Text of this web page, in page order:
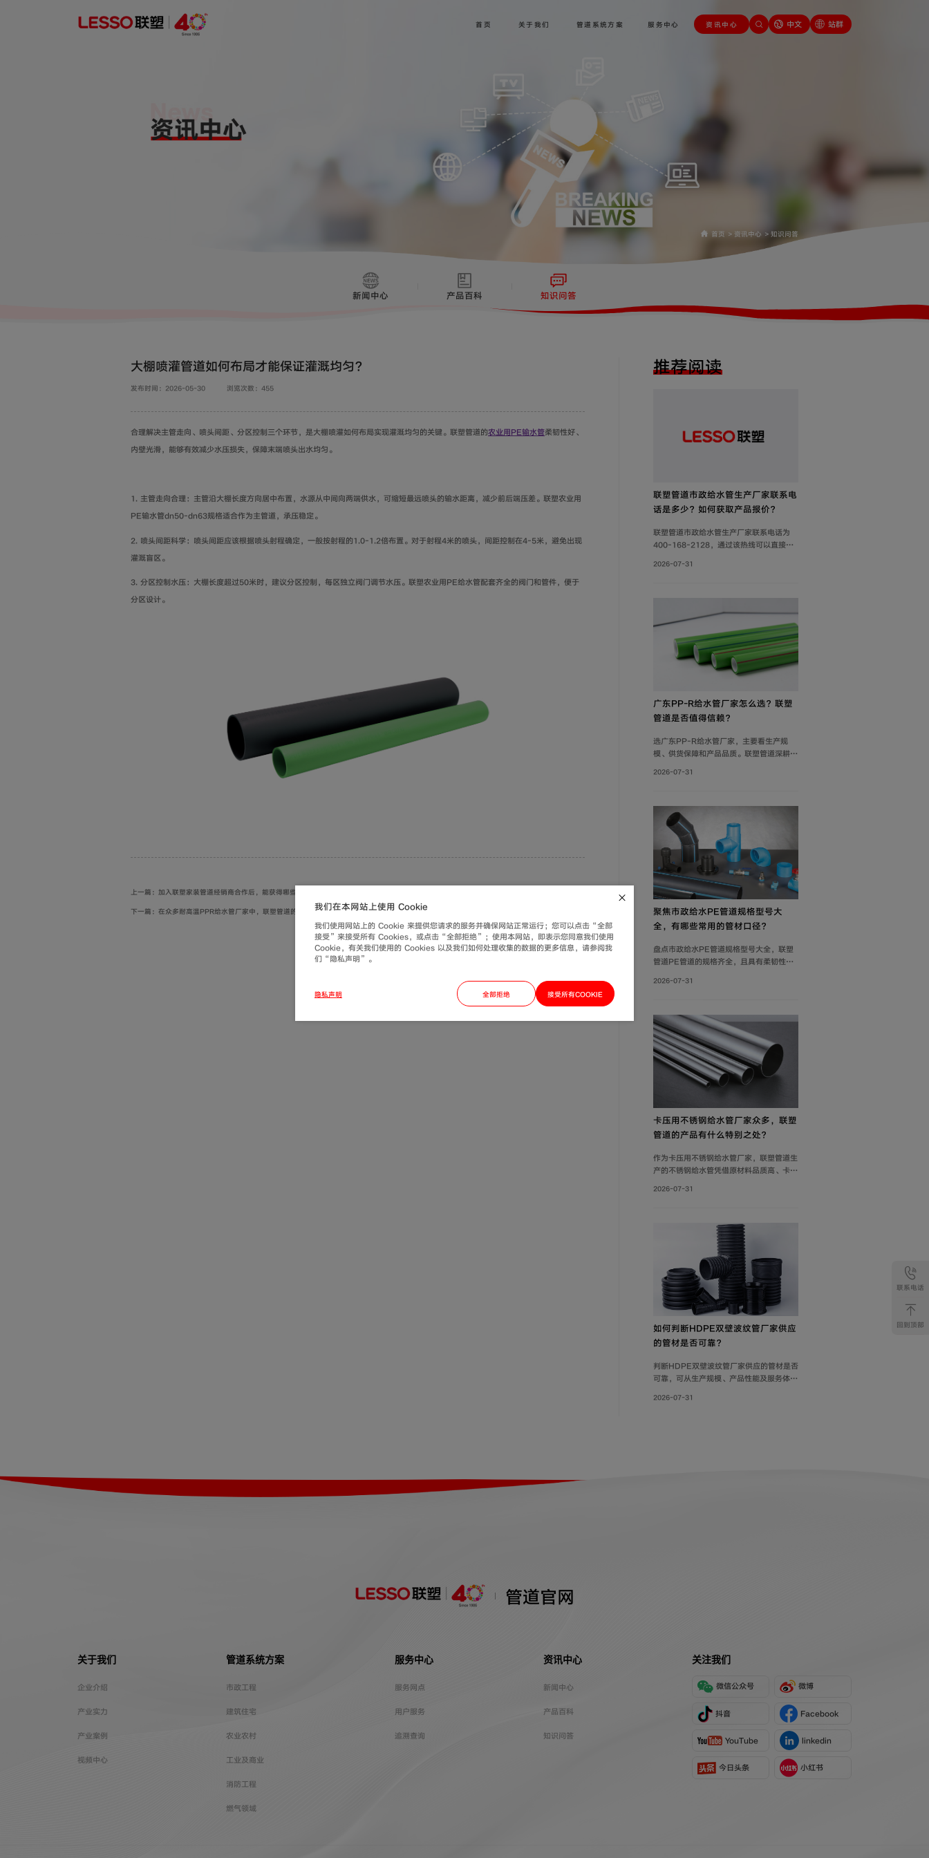
首页 关于我们 管道系统方案 服务中心 资讯中心 中文 站群
首页 > 资讯中心 > 知识问答
新闻中心 产品百科 知识问答
大棚喷灌管道如何布局才能保证灌溉均匀？
发布时间：2026-05-30 浏览次数：455
合理解决主管走向、喷头间距、分区控制三个环节，是大棚喷灌如何布局实现灌溉均匀的关键。联塑管道的农业用PE输水管柔韧性好、
内壁光滑，能够有效减少水压损失，保障末端喷头出水均匀。
1. 主管走向合理：主管沿大棚长度方向居中布置，水源从中间向两端供水，可缩短最远喷头的输水距离，减少前后端压差。联塑农业用
PE输水管dn50-dn63规格适合作为主管道，承压稳定。
2. 喷头间距科学：喷头间距应该根据喷头射程确定，一般按射程的1.0-1.2倍布置。对于射程4米的喷头，间距控制在4-5米，避免出现
灌溉盲区。
3. 分区控制水压：大棚长度超过50米时，建议分区控制，每区独立阀门调节水压。联塑农业用PE给水管配套齐全的阀门和管件，便于
分区设计。
上一篇：加入联塑家装管道经销商合作后，能获得哪些支持？
下一篇：在众多耐高温PPR给水管厂家中，联塑管道的产品有哪些优势？
推荐阅读
联塑管道市政给水管生产厂家联系电
话是多少？如何获取产品报价？
联塑管道市政给水管生产厂家联系电话为
400-168-2128，通过该热线可以直接获
还可通过官网及微信公众号获取产品报价和
2026-07-31
广东PP-R给水管厂家怎么选？联塑
管道是否值得信赖？
选广东PP-R给水管厂家，主要看生产规
模、供货保障和产品品质。联塑管道深耕管
是值得信赖的选择。
2026-07-31
聚焦市政给水PE管道规格型号大
全，有哪些常用的管材口径？
盘点市政给水PE管道规格型号大全，联塑
管道PE管道的规格齐全，且具有柔韧性
特点，广泛应用于市政供水系统、建筑给水
管及小区给水，大口径（dn125-
dn1600）用于市政主干管。
2026-07-31
卡压用不锈钢给水管厂家众多，联塑
管道的产品有什么特别之处？
作为卡压用不锈钢给水管厂家，联塑管道生
产的不锈钢给水管凭借原材料品质高、卡压
筑给水、冷却循环水系统、气体输送等场
2026-07-31
如何判断HDPE双壁波纹管厂家供应
的管材是否可靠？
判断HDPE双壁波纹管厂家供应的管材是否
可靠，可从生产规模、产品性能及服务体系
年，其HDPE双壁波纹管质量可靠，被广泛
2026-07-31
管道官网
关于我们
企业介绍
产业实力
产业案例
视频中心
管道系统方案
市政工程
建筑住宅
农业农村
工业及商业
消防工程
燃气领域
服务中心
服务网点
用户服务
追溯查询
资讯中心
新闻中心
产品百科
知识问答
关注我们
微信公众号 微博
抖音 Facebook
YouTube linkedin
今日头条 小红书
联系电话
回到顶部
我们在本网站上使用 Cookie
我们使用网站上的 Cookie 来提供您请求的服务并确保网站正常运行；您可以点击“全部
接受”来接受所有 Cookies，或点击“全部拒绝”；使用本网站，即表示您同意我们使用
Cookie，有关我们使用的 Cookies 以及我们如何处理收集的数据的更多信息，请参阅我
们“隐私声明”。
隐私声明 全部拒绝 接受所有COOKIE